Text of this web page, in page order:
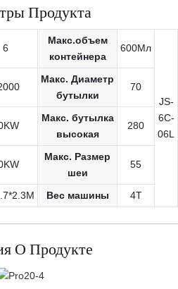
Продукта
6
Макс.объем
контейнера
600Мл
JS-
6C-
06L
Макс. Диаметр
бутылки
70
Макс. бутылка
высокая
280
Макс. Размер
шеи
55
Вес машины 4T
О Продукте